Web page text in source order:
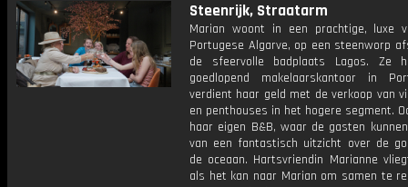
Steenrijk, Straatarm
Marian woont in een prachtige, luxe
Portugese Algarve, op een steenworp
de sfeervolle badplaats Lagos. Ze
goedlopend makelaarskantoor in
verdient haar geld met de verkoop van
en penthouses in het hogere segment.
haar eigen B&B, waar de gasten
van een fantastisch uitzicht over de
de oceaan. Hartsvriendin Marianne
als het kan naar Marian om samen te